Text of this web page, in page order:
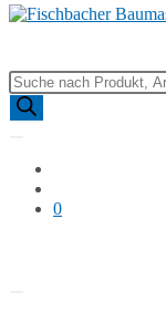
Products
search
0